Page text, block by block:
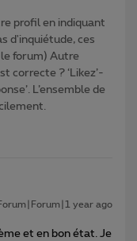
profil en indiquant
d'inquiétude, ces
forum) Autre
correcte ? ‘Likez’-
L’ensemble de
year ago
et en bon état. Je